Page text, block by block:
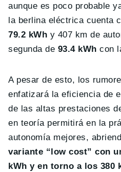
aunque es poco probable
la berlina eléctrica cuenta
79.2 kWh y 407 km de
segunda de 93.4 kWh con
A pesar de esto, los
enfatizará la eficiencia de
de las altas prestaciones
en teoría permitirá en la
autonomía mejores,
variante “low cost” con
kWh y en torno a los 380